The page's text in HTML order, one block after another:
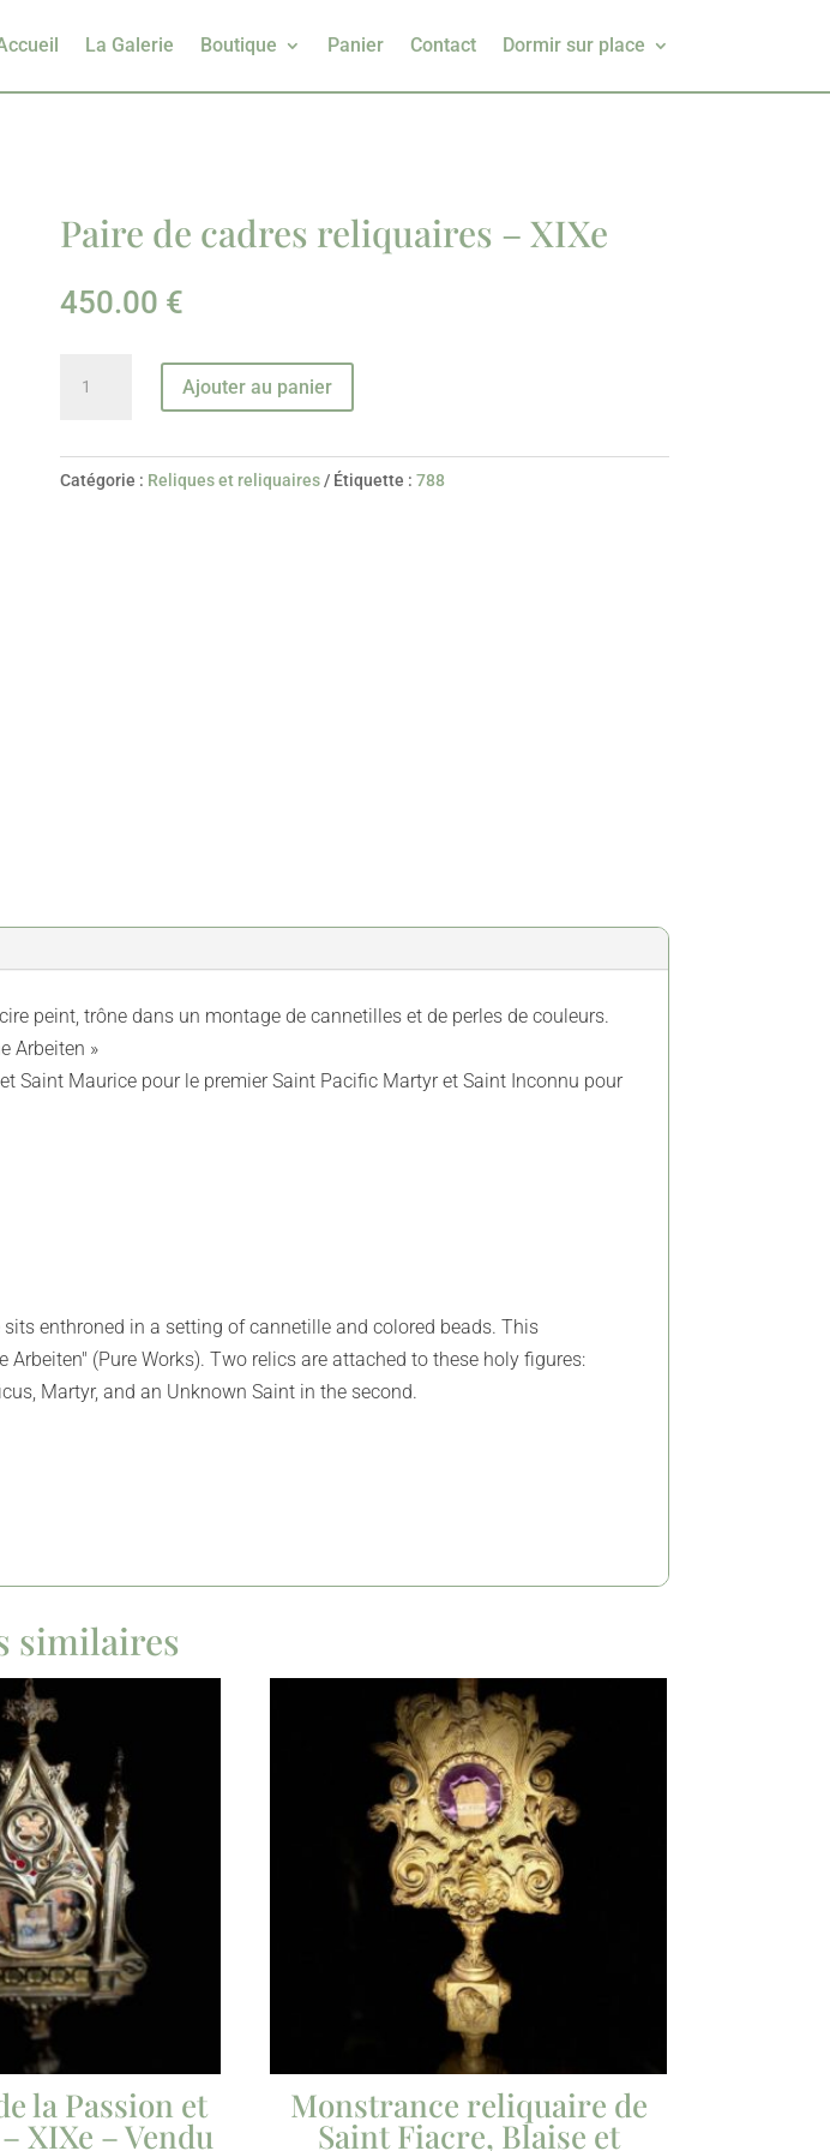
La Galerie Boutique Panier Contact Dormir sur place
Paire de cadres reliquaires – XIXe
450.00 €
Ajouter au panier
Catégorie : Reliques et reliquaires Étiquette : 788
peint, trône dans un montage de cannetilles et de perles de couleurs.
Arbeiten »
Saint Maurice pour le premier Saint Pacific Martyr et Saint Inconnu pour
enthroned in a setting of cannetille and colored beads. This
(Pure Works). Two relics are attached to these holy figures:
Martyr, and an Unknown Saint in the second.
similaires
la Passion et
XIXe – Vendu
Monstrance reliquaire de
Saint Fiacre, Blaise et